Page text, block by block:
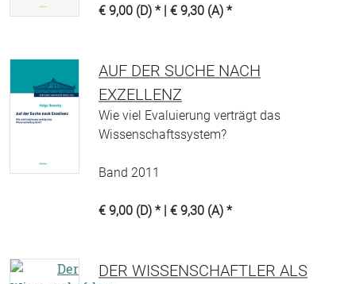
€ 9,00 (D) * | € 9,30 (A) *
AUF DER SUCHE NACH
EXZELLENZ
Wie viel Evaluierung verträgt das
Wissenschaftssystem?
Band 2011
€ 9,00 (D) * | € 9,30 (A) *
DER WISSENSCHAFTLER ALS